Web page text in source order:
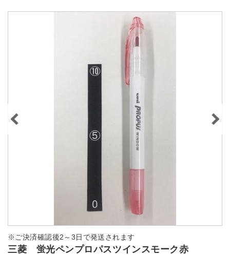
※ご決済確認後2～3日で発送されます
三菱 蛍光ペンプロパスツインスモーク赤